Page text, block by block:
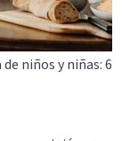
niños y niñas: 6